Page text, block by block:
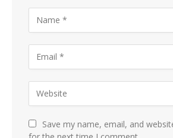
Save my name, email, and